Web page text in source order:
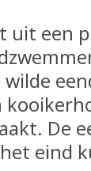
uit een
wilde
De
eind